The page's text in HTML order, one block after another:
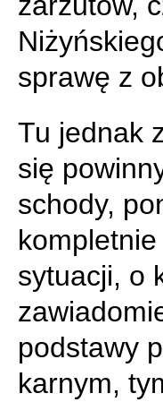
sprawę z
Tu jednak
się
schody,
sytuacji, o
podstawy
karnym,